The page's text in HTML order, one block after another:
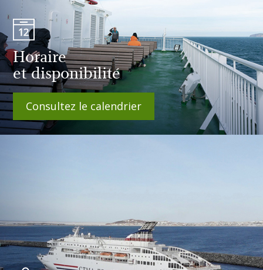
Horaire
et disponibilité
Consultez le calendrier